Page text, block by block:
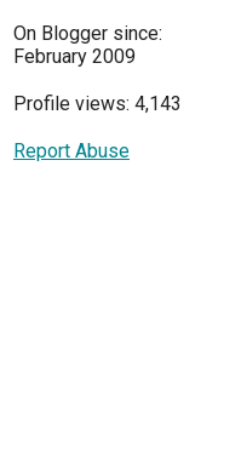
On Blogger since:
February 2009
Profile views: 4,143
Report Abuse